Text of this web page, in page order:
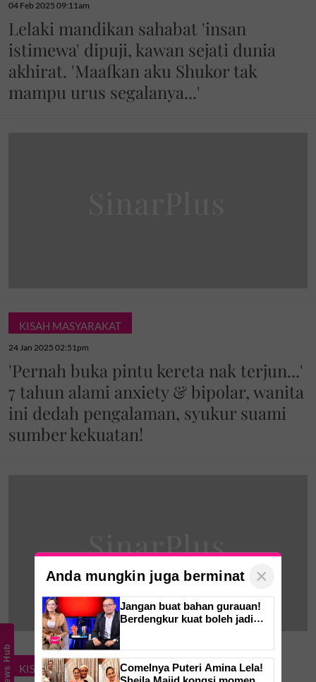
04 Feb 2025 09:11am
Lelaki mandikan sahabat 'insan
istimewa' dipuji, kawan sejati dunia
akhirat. 'Maafkan aku Shukor tak
mampu urus segalanya...'
KISAH MASYARAKAT
24 Jan 2025 02:51pm
'Pernah buka pintu kereta nak terjun...'
7 tahun alami anxiety & bipolar, wanita
ini dedah pengalaman, syukur suami
sumber kekuatan!
KISAH MASYARAKAT
News Hub
Anda mungkin juga berminat ×
Jangan buat bahan gurauan!
Berdengkur kuat boleh jadi
Comelnya Puteri Amina Lela!
Sheila Majid kongsi momen